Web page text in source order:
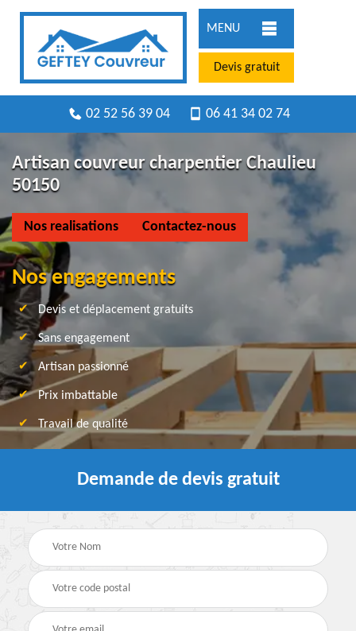
MENU
Devis gratuit
02 52 56 39 04 06 41 34 02 74
Artisan couvreur charpentier Chaulieu
50150
Nos realisations Contactez-nous
Nos engagements
Devis et déplacement gratuits
Sans engagement
Artisan passionné
Prix imbattable
Travail de qualité
Demande de devis gratuit